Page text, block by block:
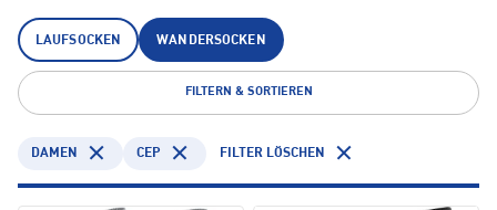
LAUFSOCKEN WANDERSOCKEN
FILTERN & SORTIEREN
DAMEN CEP FILTER LÖSCHEN